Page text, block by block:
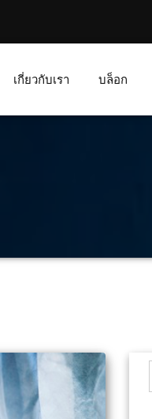
เกี่ยวกับเรา บล็อก